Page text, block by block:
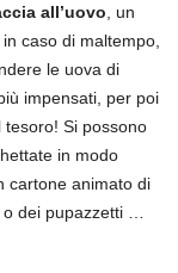
all’uovo , un
caso di maltempo,
le uova di
impensati, per poi
tesoro! Si possono
in modo
cartone animato di
dei pupazzetti …